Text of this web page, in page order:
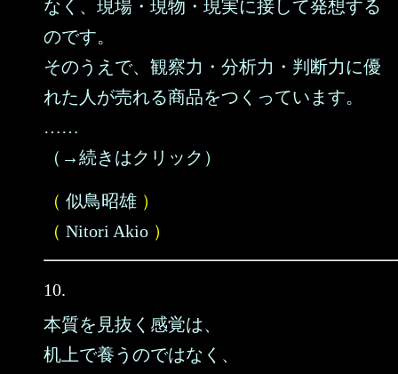
なく、現場・現物・現実に接して発想する
のです。
そのうえで、観察力・分析力・判断力に優
れた人が売れる商品をつくっています。
……
（→続きはクリック）
（ 似鳥昭雄 ）
（ Nitori Akio ）
10.
本質を見抜く感覚は、
机上で養うのではなく、